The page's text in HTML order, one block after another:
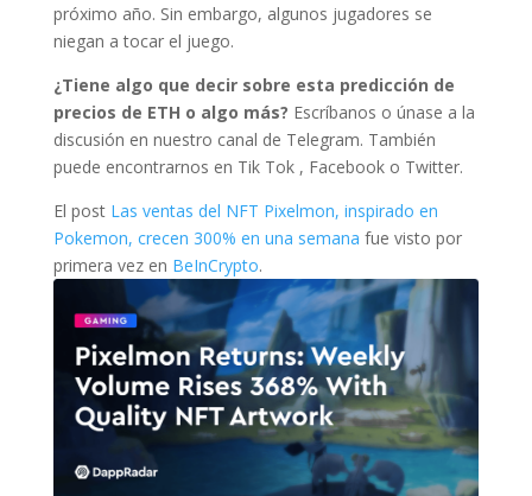
próximo año. Sin embargo, algunos jugadores se
niegan a tocar el juego.
¿Tiene algo que decir sobre esta predicción de
precios de ETH o algo más? Escríbanos o únase a la
discusión en nuestro canal de Telegram. También
puede encontrarnos en Tik Tok , Facebook o Twitter.
El post Las ventas del NFT Pixelmon, inspirado en
Pokemon, crecen 300% en una semana fue visto por
primera vez en BeInCrypto.